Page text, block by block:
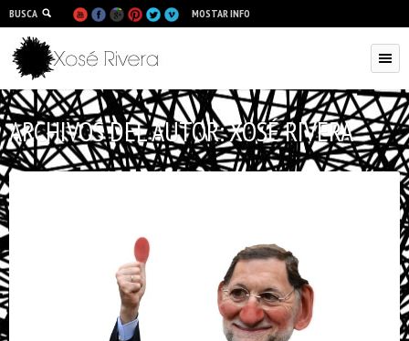
BUSCA MOSTAR INFO
ARCHIVOS DEL AUTOR:XOSÉ RIVERA